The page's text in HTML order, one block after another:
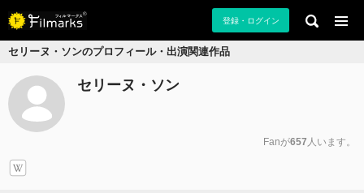
登録・ログイン
セリーヌ・ソンのプロフィール・出演関連作品
セリーヌ・ソン
Fanが657 人います。